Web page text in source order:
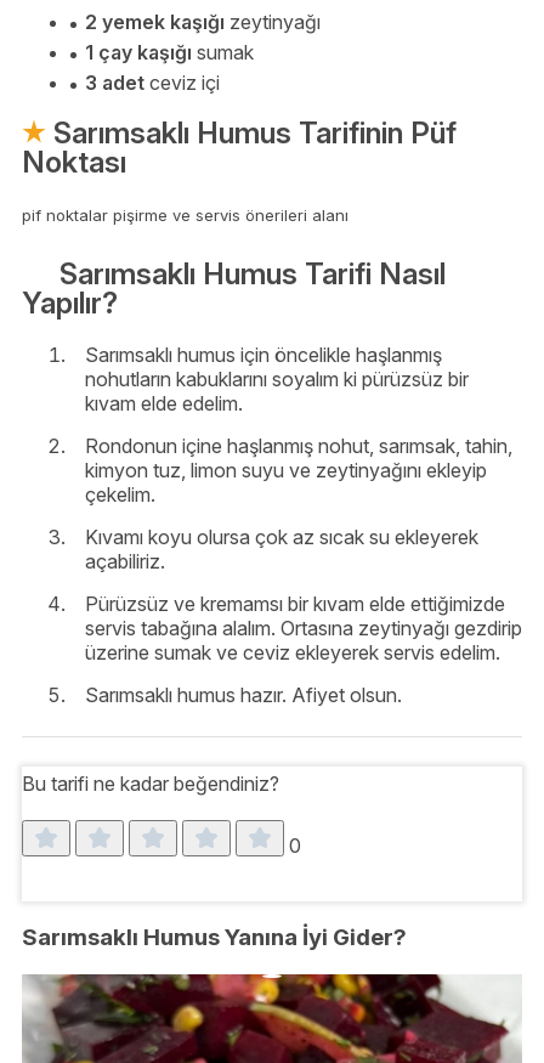
2 yemek kaşığı zeytinyağı
1 çay kaşığı sumak
3 adet ceviz içi
Sarımsaklı Humus Tarifinin Püf
Noktası
pif noktalar pişirme ve servis önerileri alanı
Sarımsaklı Humus Tarifi Nasıl
Yapılır?
Sarımsaklı humus için öncelikle haşlanmış
nohutların kabuklarını soyalım ki pürüzsüz bir
kıvam elde edelim.
Rondonun içine haşlanmış nohut, sarımsak, tahin,
kimyon tuz, limon suyu ve zeytinyağını ekleyip
çekelim.
Kıvamı koyu olursa çok az sıcak su ekleyerek
açabiliriz.
Pürüzsüz ve kremamsı bir kıvam elde ettiğimizde
servis tabağına alalım. Ortasına zeytinyağı gezdirip
üzerine sumak ve ceviz ekleyerek servis edelim.
Sarımsaklı humus hazır. Afiyet olsun.
Bu tarifi ne kadar beğendiniz?
0
Sarımsaklı Humus Yanına İyi Gider?